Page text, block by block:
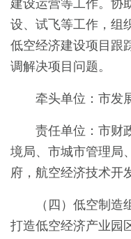
建设运营等工作。协
设、试飞等工作，组
低空经济建设项目跟
调解决项目问题。
牵头单位：市发
责任单位：市财
境局、市城市管理局
府，航空经济技术开
（四）低空制造
打造低空经济产业园